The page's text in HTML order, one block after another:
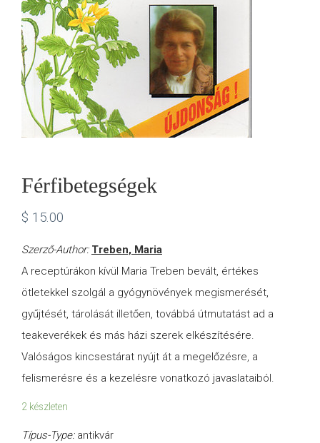
US
Férfibetegségek
$ 15.00
Szerző-Author: Treben, Maria
A receptúrákon kívül Maria Treben bevált, értékes
ötletekkel szolgál a gyógynövények megismerését,
gyűjtését, tárolását illetően, továbbá útmutatást ad a
teakeverékek és más házi szerek elkészítésére.
Valóságos kincsestárat nyújt át a megelőzésre, a
felismerésre és a kezelésre vonatkozó javaslataiból.
2 készleten
Típus-Type: antikvár